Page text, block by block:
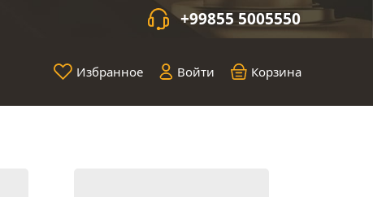
+99855 5005550
Избранное Войти Корзина